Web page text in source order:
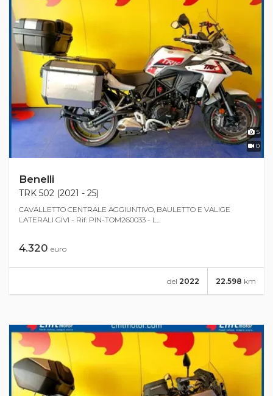
5
0
Benelli
TRK 502 (2021 - 25)
CAVALLETTO CENTRALE AGGIUNTIVO, BAULETTO E VALIGE
LATERALI GIVI - Rif: PIN-TOM260033 - L...
4.320 euro
22.598 km
del 2022